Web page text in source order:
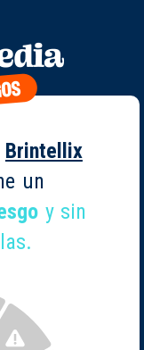
Brintellix
un
y sin